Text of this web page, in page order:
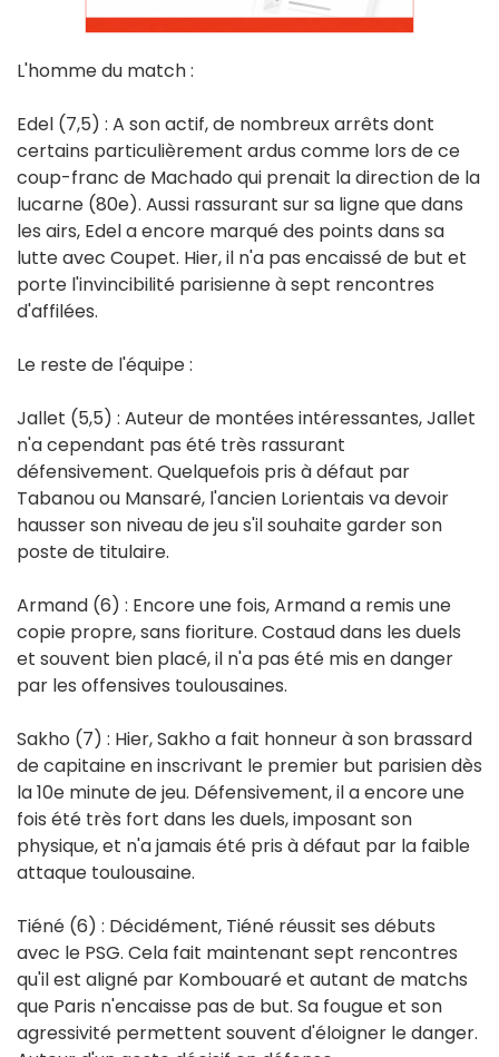
L'homme du match :
Edel (7,5) : A son actif, de nombreux arrêts dont
certains particulièrement ardus comme lors de ce
coup-franc de Machado qui prenait la direction de la
lucarne (80e). Aussi rassurant sur sa ligne que dans
les airs, Edel a encore marqué des points dans sa
lutte avec Coupet. Hier, il n'a pas encaissé de but et
porte l'invincibilité parisienne à sept rencontres
d'affilées.
Le reste de l'équipe :
Jallet (5,5) : Auteur de montées intéressantes, Jallet
n'a cependant pas été très rassurant
défensivement. Quelquefois pris à défaut par
Tabanou ou Mansaré, l'ancien Lorientais va devoir
hausser son niveau de jeu s'il souhaite garder son
poste de titulaire.
Armand (6) : Encore une fois, Armand a remis une
copie propre, sans fioriture. Costaud dans les duels
et souvent bien placé, il n'a pas été mis en danger
par les offensives toulousaines.
Sakho (7) : Hier, Sakho a fait honneur à son brassard
de capitaine en inscrivant le premier but parisien dès
la 10e minute de jeu. Défensivement, il a encore une
fois été très fort dans les duels, imposant son
physique, et n'a jamais été pris à défaut par la faible
attaque toulousaine.
Tiéné (6) : Décidément, Tiéné réussit ses débuts
avec le PSG. Cela fait maintenant sept rencontres
qu'il est aligné par Kombouaré et autant de matchs
que Paris n'encaisse pas de but. Sa fougue et son
agressivité permettent souvent d'éloigner le danger.